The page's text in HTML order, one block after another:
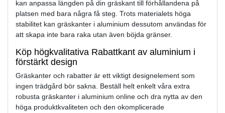
kan anpassa längden på din gräskant till förhållandena på
platsen med bara några få steg. Trots materialets höga
stabilitet kan gräskanter i aluminium dessutom användas för
att skapa inte bara raka utan även böjda gränser.
Köp högkvalitativa Rabattkant av aluminium i
förstärkt design
Gräskanter och rabatter är ett viktigt designelement som
ingen trädgård bör sakna. Beställ helt enkelt våra extra
robusta gräskanter i aluminium online och dra nytta av den
höga produktkvaliteten och den okomplicerade